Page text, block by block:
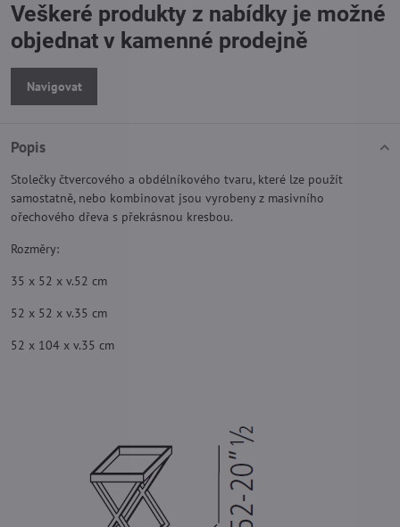
Veškeré produkty z nabídky je možné
objednat v kamenné prodejně
Navigovat
Popis
Stolečky čtvercového a obdélníkového tvaru, které lze použít
samostatně, nebo kombinovat jsou vyrobeny z masivního
ořechového dřeva s překrásnou kresbou.
Rozměry:
35 x 52 x v.52 cm
52 x 52 x v.35 cm
52 x 104 x v.35 cm